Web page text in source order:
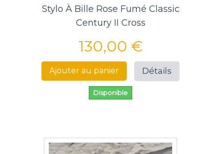
Stylo À Bille Rose Fumé Classic
Century II Cross
130,00 €
Ajouter au panier Détails
Disponible